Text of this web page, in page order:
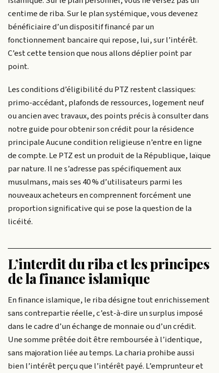
centime de riba. Sur le plan systémique, vous devenez
bénéficiaire d’un dispositif financé par un
fonctionnement bancaire qui repose, lui, sur l’intérêt.
C’est cette tension que nous allons déplier point par
point.
Les conditions d’éligibilité du PTZ restent classiques:
primo-accédant, plafonds de ressources, logement neuf
ou ancien avec travaux, des points précis à consulter dans
notre guide pour obtenir son crédit pour la résidence
principale Aucune condition religieuse n’entre en ligne
de compte. Le PTZ est un produit de la République, laïque
par nature. Il ne s’adresse pas spécifiquement aux
musulmans, mais ses 40 % d’utilisateurs parmi les
nouveaux acheteurs en comprennent forcément une
proportion significative qui se pose la question de la
licéité.
L’interdit du riba et les principes
de la finance islamique
En finance islamique, le riba désigne tout enrichissement
sans contrepartie réelle, c’est-à-dire un surplus imposé
dans le cadre d’un échange de monnaie ou d’un crédit.
Une somme prêtée doit être remboursée à l’identique,
sans majoration liée au temps. La charia prohibe aussi
bien l’intérêt perçu que l’intérêt payé. L’emprunteur et